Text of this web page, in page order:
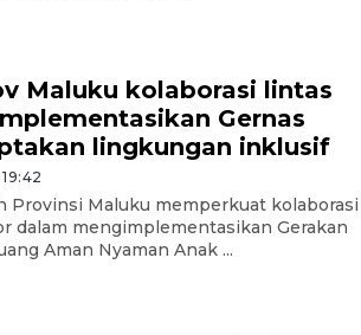
Maluku kolaborasi lintas
Gernas
lingkungan inklusif
Provinsi Maluku memperkuat kolaborasi
dalam mengimplementasikan Gerakan
Aman Nyaman Anak ...